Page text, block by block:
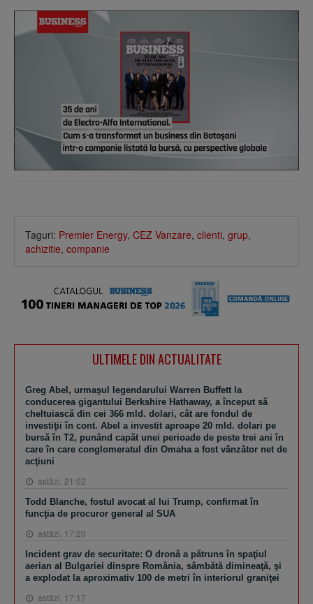
Taguri: Premier Energy, CEZ Vanzare, clienti, grup,
achizitie, companie
ULTIMELE DIN ACTUALITATE
Greg Abel, urmaşul legendarului Warren Buffett la
conducerea gigantului Berkshire Hathaway, a început să
cheltuiască din cei 366 mld. dolari, cât are fondul de
investiţii în cont. Abel a investit aproape 20 mld. dolari pe
bursă în T2, punând capăt unei perioade de peste trei ani în
care în care conglomeratul din Omaha a fost vânzător net de
acţiuni
astăzi, 21:02
Todd Blanche, fostul avocat al lui Trump, confirmat în
funcţia de procuror general al SUA
astăzi, 17:20
Incident grav de securitate: O dronă a pătruns în spaţiul
aerian al Bulgariei dinspre România, sâmbătă dimineaţă, şi
a explodat la aproximativ 100 de metri în interiorul graniţei
astăzi, 17:17